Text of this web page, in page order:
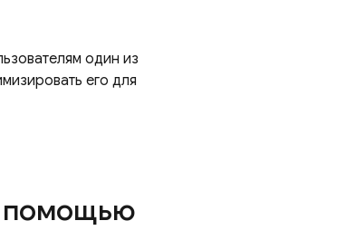
один из
его для
помощью